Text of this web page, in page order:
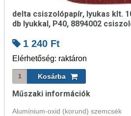
delta csiszolópapír, lyukas klt.
db lyukkal, P40, 8894002
1 240 Ft
Elérhetőség: raktáron
Műszaki információk
Alumínium-oxid (korund) szemcsék